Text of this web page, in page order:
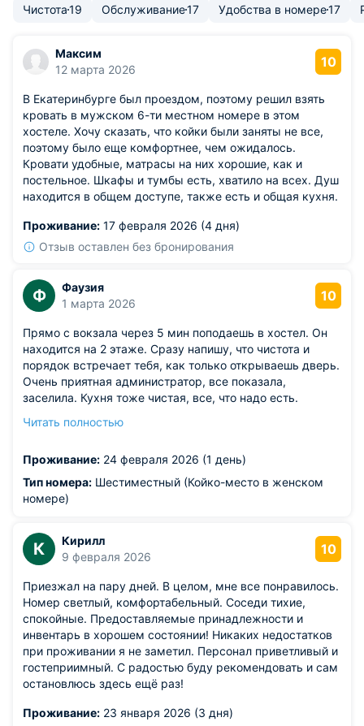
Чистота19 Обслуживание17 Удобства в номере17
Максим
12 марта 2026
10
В Екатеринбурге был проездом, поэтому решил взять
кровать в мужском 6-ти местном номере в этом
хостеле. Хочу сказать, что койки были заняты не все,
поэтому было еще комфортнее, чем ожидалось.
Кровати удобные, матрасы на них хорошие, как и
постельное. Шкафы и тумбы есть, хватило на всех. Душ
находится в общем доступе, также есть и общая кухня.
Проживание: 17 февраля 2026 (4 дня)
Отзыв оставлен без бронирования
Ф
Фаузия
1 марта 2026
10
Прямо с вокзала через 5 мин поподаешь в хостел. Он
находится на 2 этаже. Сразу напишу, что чистота и
порядок встречает тебя, как только открываешь дверь.
Очень приятная администратор, все показала,
заселила. Кухня тоже чистая, все, что надо есть.
Белье свежее, качество белья хорошее, хлопковое. Для
главное, что постель меняют сразу, как только
сьезжает посетитель. Т. е. в ы не спите после кого то в
этой постели. Заселяйтель, будете довольны. Только
Пройдите дальше, вам надо в хостел на 2 этаж
Читать полностью
Проживание: 24 февраля 2026 (1 день)
Тип номера: Шестиместный (Койко-место в женском
номере)
К
Кирилл
9 февраля 2026
10
Приезжал на пару дней. В целом, мне все понравилось.
Номер светлый, комфортабельный. Соседи тихие,
спокойные. Предоставляемые принадлежности и
инвентарь в хорошем состоянии! Никаких недостатков
при проживании я не заметил. Персонал приветливый и
гостеприимный. С радостью буду рекомендовать и сам
остановлюсь здесь ещё раз!
Проживание: 23 января 2026 (3 дня)